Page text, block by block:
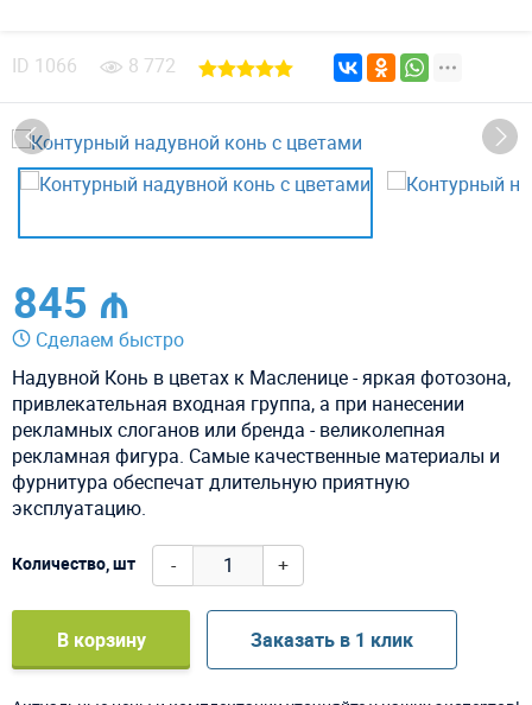
ID 1066 8 772
845 ₼
Сделаем быстро
Надувной Конь в цветах к Масленице - яркая фотозона,
привлекательная входная группа, а при нанесении
рекламных слоганов или бренда - великолепная
рекламная фигура. Самые качественные материалы и
фурнитура обеспечат длительную приятную
эксплуатацию.
Количество, шт - +
В корзину Заказать в 1 клик